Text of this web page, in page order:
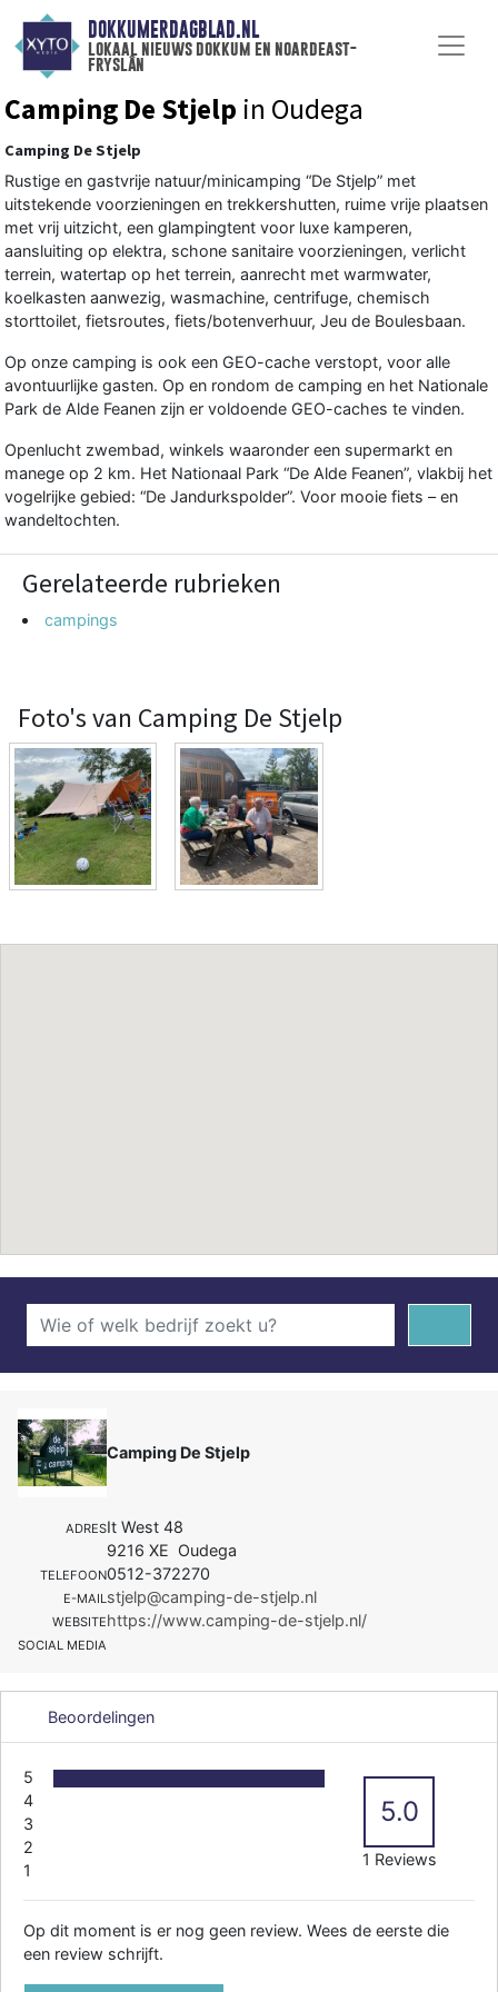
DOKKUMERDAGBLAD.NL
lokaal nieuws dokkum en noardeast-
fryslân
Camping De Stjelp in Oudega
Camping De Stjelp
Rustige en gastvrije natuur/minicamping “De Stjelp” met
uitstekende voorzieningen en trekkershutten, ruime vrije plaatsen
met vrij uitzicht, een glampingtent voor luxe kamperen,
aansluiting op elektra, schone sanitaire voorzieningen, verlicht
terrein, watertap op het terrein, aanrecht met warmwater,
koelkasten aanwezig, wasmachine, centrifuge, chemisch
storttoilet, fietsroutes, fiets/botenverhuur, Jeu de Boulesbaan.
Op onze camping is ook een GEO-cache verstopt, voor alle
avontuurlijke gasten. Op en rondom de camping en het Nationale
Park de Alde Feanen zijn er voldoende GEO-caches te vinden.
Openlucht zwembad, winkels waaronder een supermarkt en
manege op 2 km. Het Nationaal Park “De Alde Feanen”, vlakbij het
vogelrijke gebied: “De Jandurkspolder”. Voor mooie fiets – en
wandeltochten.
Gerelateerde rubrieken
campings
Foto's van Camping De Stjelp
Camping De Stjelp
ADRESIt West 48
9216 XE Oudega
TELEFOON0512-372270
E-MAILstjelp@camping-de-stjelp.nl
WEBSITEhttps://www.camping-de-stjelp.nl/
SOCIAL MEDIA
Beoordelingen
5
4
3
2
1
5.0
1 Reviews
Op dit moment is er nog geen review. Wees de eerste die
een review schrijft.